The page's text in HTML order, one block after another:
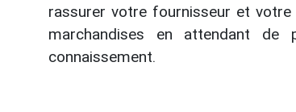
rassurer votre fournisseur et
marchandises en attendant de
connaissement.